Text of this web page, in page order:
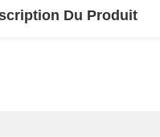
Du Produit